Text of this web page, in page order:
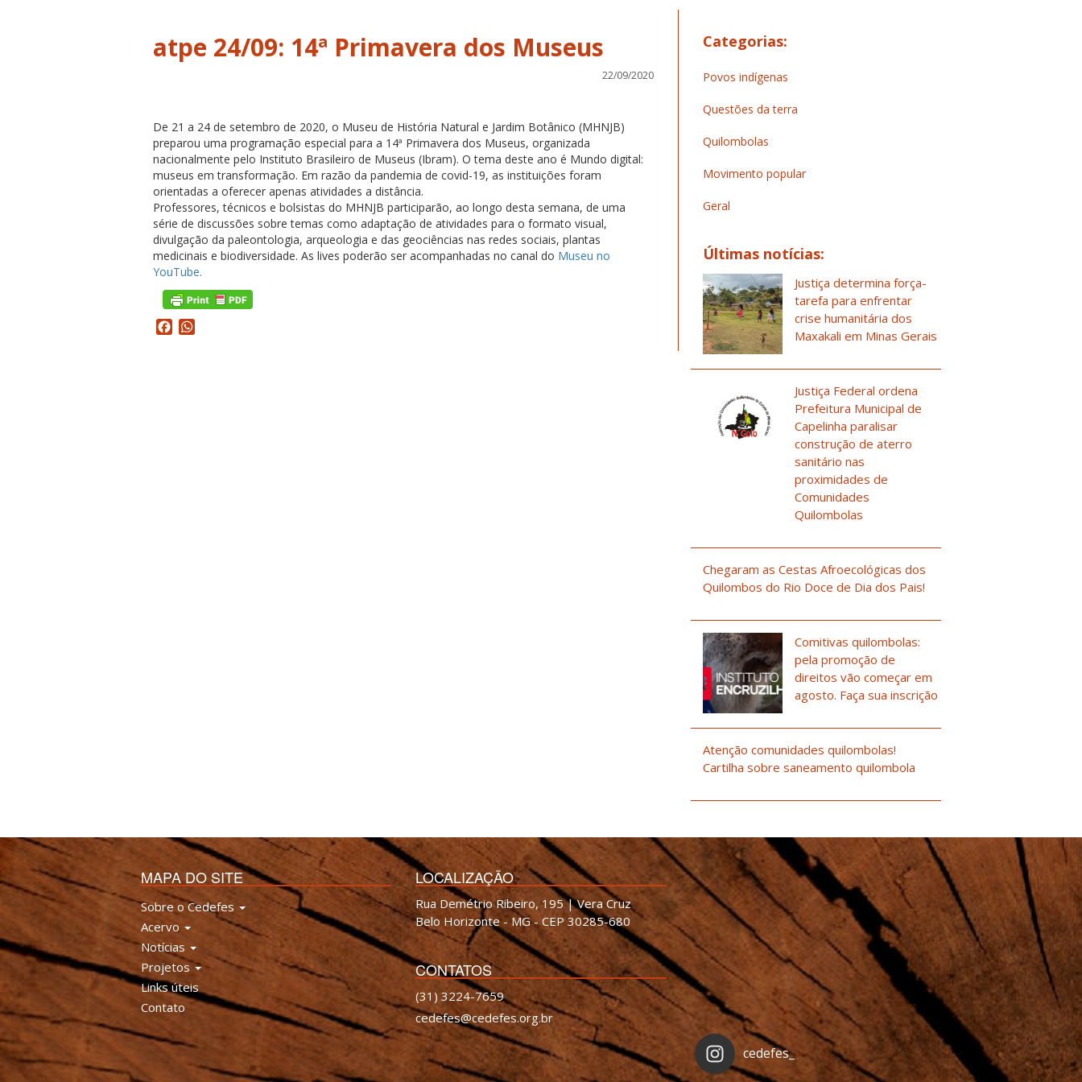
atpe 24/09: 14ª Primavera dos Museus
22/09/2020
De 21 a 24 de setembro de 2020, o Museu de História Natural e Jardim Botânico (MHNJB)
preparou uma programação especial para a 14ª Primavera dos Museus, organizada
nacionalmente pelo Instituto Brasileiro de Museus (Ibram). O tema deste ano é Mundo digital:
museus em transformação. Em razão da pandemia de covid-19, as instituições foram
orientadas a oferecer apenas atividades a distância.
Professores, técnicos e bolsistas do MHNJB participarão, ao longo desta semana, de uma
série de discussões sobre temas como adaptação de atividades para o formato visual,
divulgação da paleontologia, arqueologia e das geociências nas redes sociais, plantas
medicinais e biodiversidade. As lives poderão ser acompanhadas no canal do Museu no
YouTube.
Facebook
Categorias:
Povos indígenas
Questões da terra
Quilombolas
Movimento popular
Geral
Últimas notícias:
Justiça determina força-
tarefa para enfrentar
crise humanitária dos
Maxakali em Minas Gerais
Justiça Federal ordena
Prefeitura Municipal de
Capelinha paralisar
construção de aterro
sanitário nas
proximidades de
Comunidades
Quilombolas
Chegaram as Cestas Afroecológicas dos
Quilombos do Rio Doce de Dia dos Pais!
Comitivas quilombolas:
pela promoção de
direitos vão começar em
agosto. Faça sua inscrição
Atenção comunidades quilombolas!
Cartilha sobre saneamento quilombola
MAPA DO SITE
Sobre o Cedefes
Acervo
Notícias
Projetos
Links úteis
Contato
LOCALIZAÇÃO
Rua Demétrio Ribeiro, 195 | Vera Cruz
Belo Horizonte - MG - CEP 30285-680
CONTATOS
(31) 3224-7659
cedefes@cedefes.org.br
cedefes_